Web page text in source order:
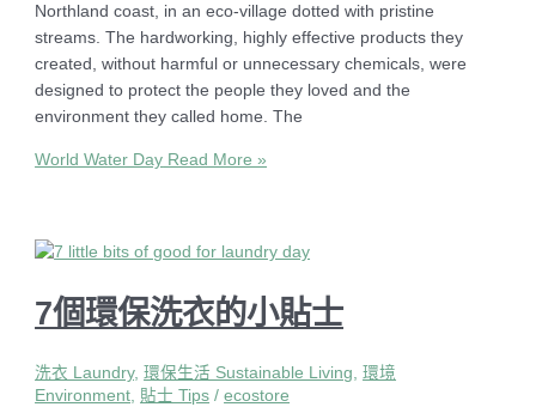
Northland coast, in an eco-village dotted with pristine
streams. The hardworking, highly effective products they
created, without harmful or unnecessary chemicals, were
designed to protect the people they loved and the
environment they called home. The
World Water Day Read More »
7個環保洗衣的小貼士
洗衣 Laundry,環保生活 Sustainable Living,環境
Environment, 貼士 Tips /ecostore